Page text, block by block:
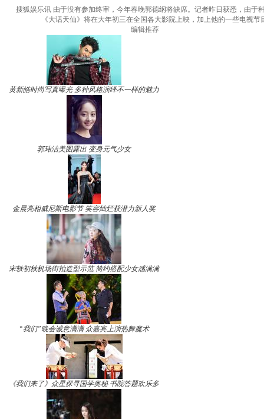
搜狐娱乐讯 由于没有参加终审，今年春晚郭德纲将缺席。记者昨日获悉，由
《大话天仙》将在大年初三在全国各大影院上映，加上他的一些电视
编辑推荐
黄新皓时尚写真曝光 多种风格演绎不一样的魅力
郭玮洁美图露出 变身元气少女
金晨亮相威尼斯电影节 笑容灿烂获潜力新人奖
宋轶初秋机场街拍造型示范 简约搭配少女感满满
“我们”晚会诚意满满 众嘉宾上演热舞魔术
《我们来了》众星探寻国学奥秘 书院答题欢乐多